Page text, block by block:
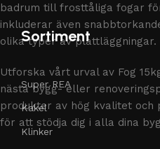
badrum till frosttåliga fogar
inkluderar även
olika typer av plattläggningar.
Utforska vårt urval av Fog
nästa bygg- eller
produkter av hög kvalitet
för att stödja dig i alla dina
Sortiment
Super REA
Kakel
Klinker